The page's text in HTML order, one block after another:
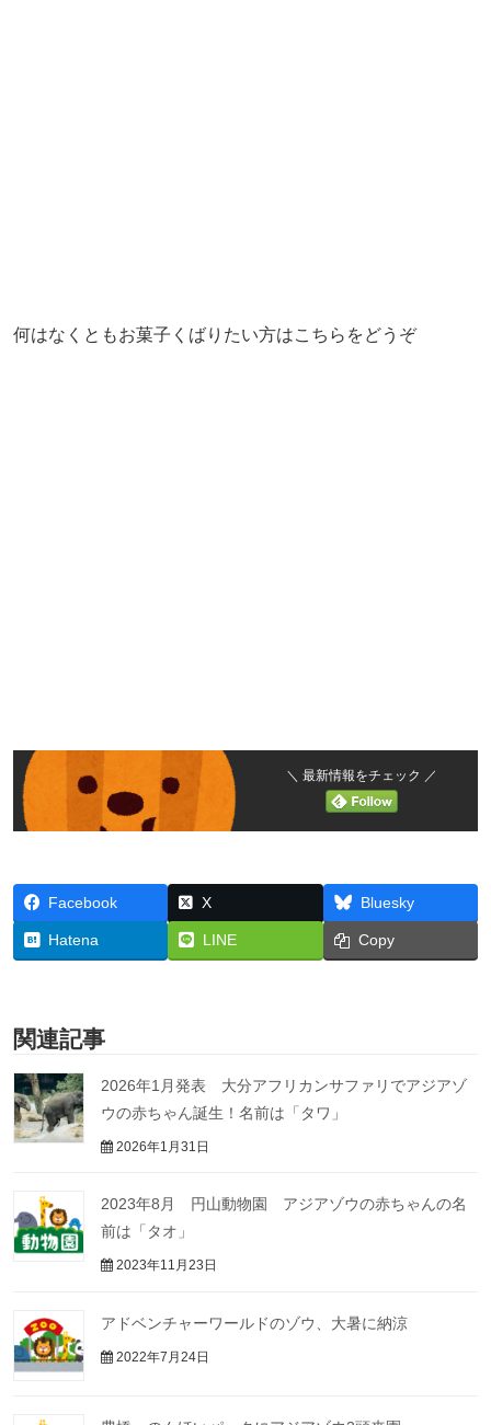
何はなくともお菓子くばりたい方はこちらをどうぞ
＼ 最新情報をチェック ／
Facebook X Bluesky
Hatena LINE Copy
関連記事
2026年1月発表 大分アフリカンサファリでアジアゾ
ウの赤ちゃん誕生！名前は「タワ」
2026年1月31日
2023年8月 円山動物園 アジアゾウの赤ちゃんの名
前は「タオ」
2023年11月23日
アドベンチャーワールドのゾウ、大暑に納涼
2022年7月24日